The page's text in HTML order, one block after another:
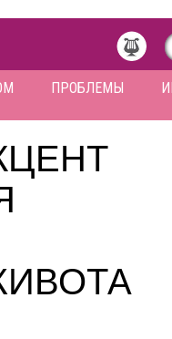
ПРОБЛЕМЫ